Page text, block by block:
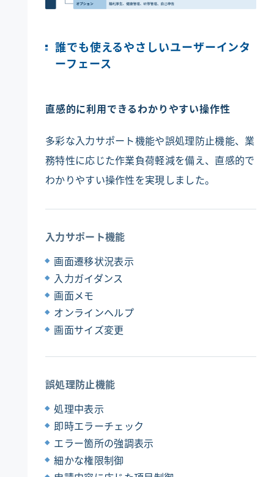
誰でも使えるやさしいユーザーインタ
ーフェース
直感的に利用できるわかりやすい操作性
多彩な入力サポート機能や誤処理防止機能、業
務特性に応じた作業負荷軽減を備え、直感的で
わかりやすい操作性を実現しました。
入力サポート機能
画面遷移状況表示
入力ガイダンス
画面メモ
オンラインヘルプ
画面サイズ変更
誤処理防止機能
処理中表示
即時エラーチェック
エラー箇所の強調表示
細かな権限制御